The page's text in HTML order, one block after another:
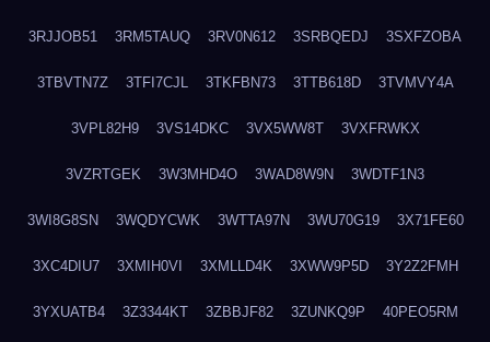
3RJJOB51 3RM5TAUQ 3RV0N612 3SRBQEDJ 3SXFZOBA
3TBVTN7Z 3TFI7CJL 3TKFBN73 3TTB618D 3TVMVY4A
3VPL82H9 3VS14DKC 3VX5WW8T 3VXFRWKX
3VZRTGEK 3W3MHD4O 3WAD8W9N 3WDTF1N3
3WI8G8SN 3WQDYCWK 3WTTA97N 3WU70G19 3X71FE60
3XC4DIU7 3XMIH0VI 3XMLLD4K 3XWW9P5D 3Y2Z2FMH
3YXUATB4 3Z3344KT 3ZBBJF82 3ZUNKQ9P 40PEO5RM